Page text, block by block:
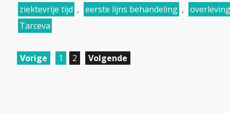
ziektevrije tijd , eerste lijns behandeling , overleving
Tarceva
Vorige 1 2 Volgende